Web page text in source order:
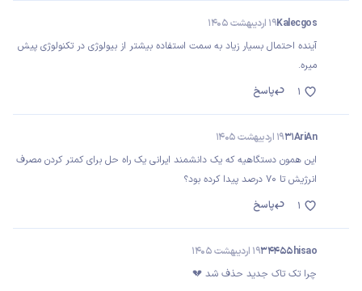
Kalecgos19 اردیبهشت 1405
آینده احتمال بسیار زیاد به سمت استفاده بیشتر از بیولوژی در تکنولوژی پیش
میره.
پاسخ
1
31AriAn19 اردیبهشت 1405
این همون دستگاهیه که یک دانشمند ایرانی یک راه حل برای کمتر کردن مصرف
انرژیش تا 70 درصد پیدا کرده بود؟
پاسخ
1
34455hisao19 اردیبهشت 1405
چرا تک تاک جدید حذف شد 💔